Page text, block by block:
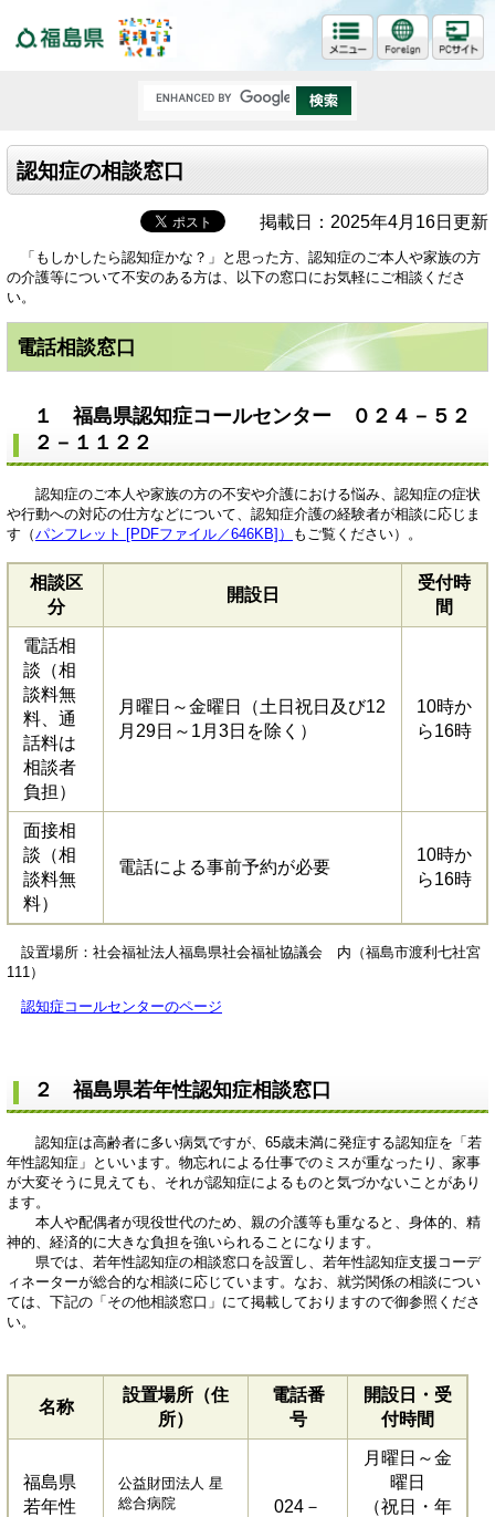
認知症の相談窓口
掲載日：2025年4月16日更新
「もしかしたら認知症かな？」と思った方、認知症のご本人や家族の方
の介護等について不安のある方は、以下の窓口にお気軽にご相談くださ
い。
電話相談窓口
１ 福島県認知症コールセンター
０２４－５２
２－１１２２
認知症のご本人や家族の方の不安や介護における悩み、認知症の症状
や行動への対応の仕方などについて、認知症介護の経験者が相談に応じま
す（パンフレット [PDFファイル／646KB] ） もご覧ください）。
相談区
分
開設日
受付時
間
電話相
談（相
談料無
料、通
話料は
相談者
負担）
月曜日～金曜日（土日祝日及び12
月29日～1月3日を除く）
10時か
ら16時
面接相
談（相
談料無
料）
電話による事前予約が必要
10時か
ら16時
設置場所：社会福祉法人福島県社会福祉協議会 内（福島市渡利七社宮
111）
認知症コールセンターのページ
２ 福島県若年性認知症相談窓口
認知症は高齢者に多い病気ですが、65歳未満に発症する認知症を「若
年性認知症」といいます。物忘れによる仕事でのミスが重なったり、家事
が大変そうに見えても、それが認知症によるものと気づかないことがあり
ます。
本人や配偶者が現役世代のため、親の介護等も重なると、身体的、精
神的、経済的に大きな負担を強いられることになります。
県では、若年性認知症の相談窓口を設置し、若年性認知症支援コーデ
ィネーターが総合的な相談に応じています。なお、就労関係の相談につい
ては、下記の「その他相談窓口」にて掲載しておりますので御参照くださ
い。
名称
設置場所（住
所）
電話番
号
開設日・受
付時間
福島県
若年性
公益財団法人 星
総合病院
024－
月曜日～金
曜日
（祝日・年